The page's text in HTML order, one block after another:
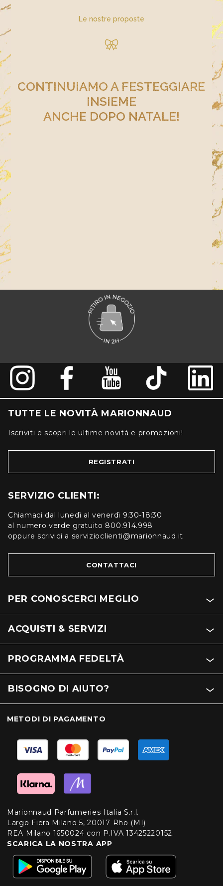
Le nostre proposte​
CONTINUIAMO A FESTEGGIARE
INSIEME
ANCHE DOPO NATALE!
TUTTE LE NOVITÀ MARIONNAUD
Iscriviti e scopri le ultime novità e promozioni!
REGISTRATI
SERVIZIO CLIENTI:
Chiamaci dal lunedì al venerdì 9:30-18:30
al numero verde gratuito 800.914.998
oppure scrivici a servizioclienti@marionnaud.it
CONTATTACI
PER CONOSCERCI MEGLIO
ACQUISTI & SERVIZI
PROGRAMMA FEDELTÀ
BISOGNO DI AIUTO?
METODI DI PAGAMENTO
Marionnaud Parfumeries Italia S.r.l.
Largo Fiera Milano 5, 20017 Rho (MI)
REA Milano 1650024 con P.IVA 13425220152.
SCARICA LA NOSTRA APP